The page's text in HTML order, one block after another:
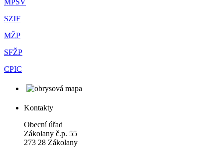
MPSV
SZIF
MŽP
SFŽP
CPIC
Kontakty
Obecní úřad
Zákolany č.p. 55
273 28 Zákolany